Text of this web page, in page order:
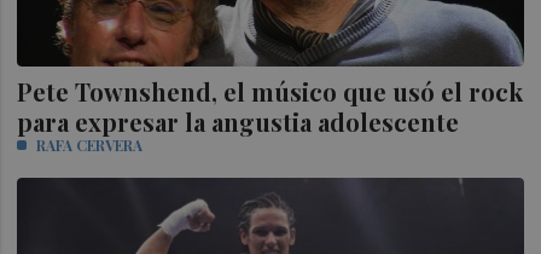
Pete Townshend, el músico que usó el rock
para expresar la angustia adolescente
RAFA CERVERA